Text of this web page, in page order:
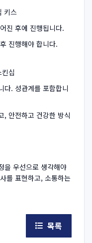
키스
진 후에 진행됩니다.
진행해야 합니다.
십
다. 성관계를 포함합니
, 안전하고 건강한 방식
을 우선으로 생각해야
를 표현하고, 소통하는
목록